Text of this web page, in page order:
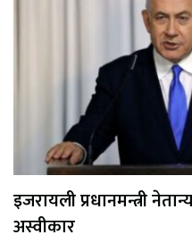
इजरायली प्रधानमन्त्री
अस्वीकार